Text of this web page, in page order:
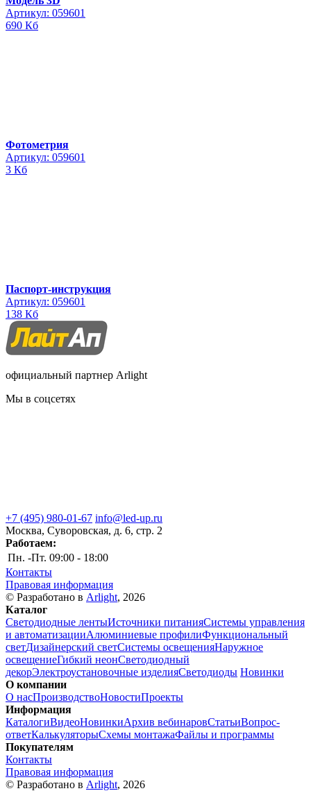
Артикул: 059601
690 Кб
Фотометрия
Артикул: 059601
3 Кб
Паспорт-инструкция
Артикул: 059601
138 Кб
официальный партнер Arlight
Мы в соцсетях
+7 (495) 980-01-67 info@led-up.ru
Москва, Суворовская, д. 6, стр. 2
Работаем:
Пн. -Пт. 09:00 - 18:00
Контакты
Правовая информация
© Разработано в Arlight, 2026
Каталог
Светодиодные лентыИсточники питанияСистемы управления
и автоматизацииАлюминиевые профилиФункциональный
светДизайнерский светСистемы освещенияНаружное
освещениеГибкий неонСветодиодный
декорЭлектроустановочные изделияСветодиоды Новинки
О компании
О насПроизводствоНовостиПроекты
Информация
КаталогиВидеоНовинкиАрхив вебинаровСтатьиВопрос-
ответКалькуляторыСхемы монтажаФайлы и программы
Покупателям
Контакты
Правовая информация
© Разработано в Arlight, 2026